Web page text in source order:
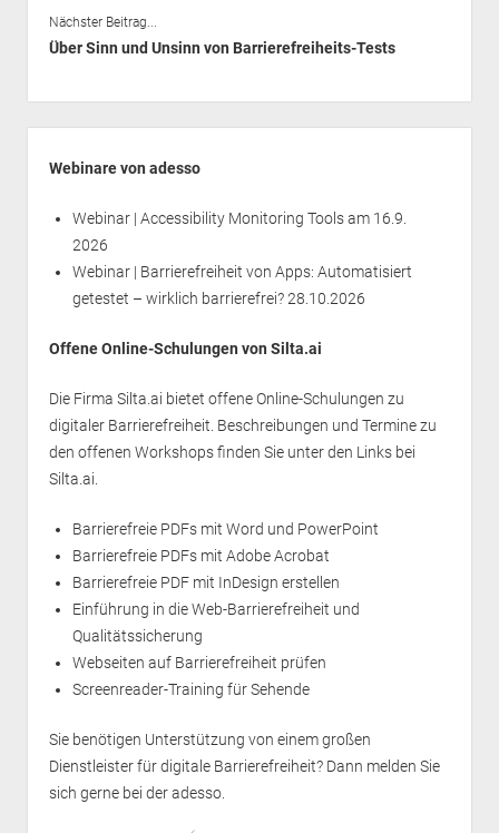
Nächster Beitrag...
Über Sinn und Unsinn von Barrierefreiheits-Tests
Webinare von adesso
Webinar | Accessibility Monitoring Toolsam 16.9.
2026
Webinar | Barrierefreiheit von Apps: Automatisiert
getestet – wirklich barrierefrei?28.10.2026
Offene Online-Schulungen von Silta.ai
Die Firma Silta.ai bietet offene Online-Schulungen zu
digitaler Barrierefreiheit. Beschreibungen und Termine zu
den offenen Workshops finden Sie unter den Links bei
Silta.ai.
Barrierefreie PDFs mit Word und PowerPoint
Barrierefreie PDFs mit Adobe Acrobat
Barrierefreie PDF mit InDesign erstellen
Einführung in die Web-Barrierefreiheit und
Qualitätssicherung
Webseiten auf Barrierefreiheit prüfen
Screenreader-Training für Sehende
Sie benötigen Unterstützung von einem großen
Dienstleister für digitale Barrierefreiheit? Dann melden Sie
sich gerne bei deradesso.